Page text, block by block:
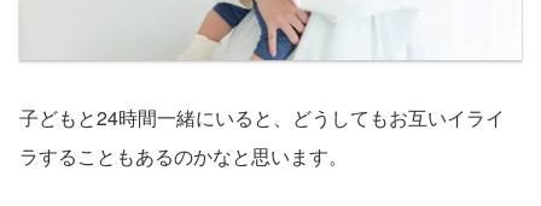
子どもと24時間一緒にいると、どうしてもお互いイライ
ラすることもあるのかなと思います。